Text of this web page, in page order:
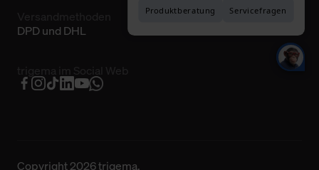
DPD und DHL
Copyright 2026 trigema.